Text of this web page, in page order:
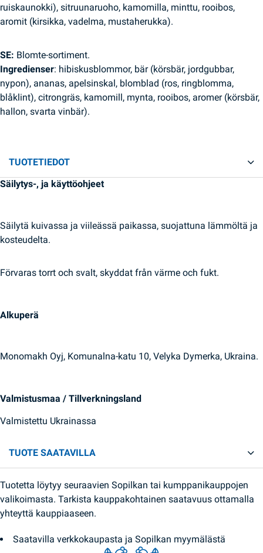
ruiskaunokki), sitruunaruoho, kamomilla, minttu, rooibos,
aromit (kirsikka, vadelma, mustaherukka).
SE: Blomte-sortiment.
Ingredienser: hibiskusblommor, bär (körsbär, jordgubbar,
nypon), ananas, apelsinskal, blomblad (ros, ringblomma,
blåklint), citrongräs, kamomill, mynta, rooibos, aromer (körsbär,
hallon, svarta vinbär).
TUOTETIEDOT
Säilytys-, ja käyttöohjeet
Säilytä kuivassa ja viileässä paikassa, suojattuna lämmöltä ja
kosteudelta.
Förvaras torrt och svalt, skyddat från värme och fukt.
Alkuperä
Monomakh Oyj, Komunalna-katu 10, Velyka Dymerka, Ukraina.
Valmistusmaa / Tillverkningsland
Valmistettu Ukrainassa
TUOTE SAATAVILLA
Tuotetta löytyy seuraavien Sopilkan tai kumppanikauppojen
valikoimasta. Tarkista kauppakohtainen saatavuus ottamalla
yhteyttä kauppiaaseen.
Saatavilla verkkokaupasta ja Sopilkan myymälästä